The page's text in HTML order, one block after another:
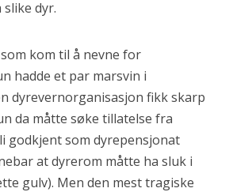
dyr.
kom til å nevne for
hadde et par marsvin i
dyrevernorganisasjon fikk skarp
da måtte søke tillatelse fra
godkjent som dyrepensjonat
at dyrerom måtte ha sluk i
gulv). Men den mest tragiske